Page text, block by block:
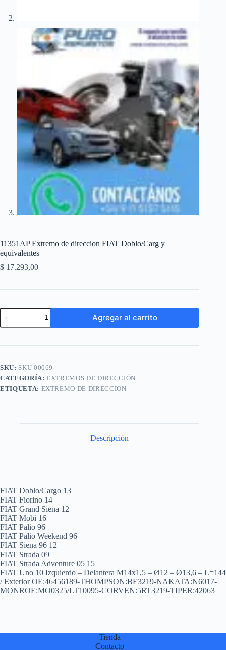
11351AP Extremo de direccion FIAT Doblo/Carg y
equivalentes
$ 17.293,00
11351AP
Extremo
de
FIAT
equivalentes
cantidad
Agregar al carrito
r
n
a
SKU: SKU 00069
CATEGORÍA:EXTREMOS DE DIRECCIÓN
ETIQUETA: EXTREMO DE DIRECCION
Descripción
FIAT Doblo/Cargo 13
FIAT Fiorino 14
FIAT Grand Siena 12
FIAT Mobi 16
FIAT Palio 96
FIAT Palio Weekend 96
FIAT Siena 96 12
FIAT Strada 09
FIAT Strada Adventure 05 15
FIAT Uno 10 Izquierdo – Delantera M14x1,5 – Ø12 – Ø13,6 – L=144
/ Exterior OE:46456189-THOMPSON:BE3219-NAKATA:N6017-
MONROE:MO0325/LT10095-CORVEN:5RT3219-TIPER:42063
Tienda
Contacto